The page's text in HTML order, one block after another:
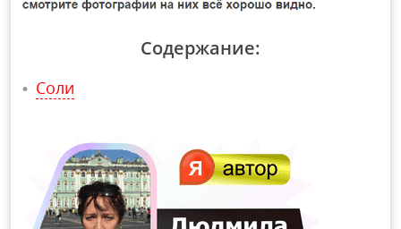
Содержание:
Соли